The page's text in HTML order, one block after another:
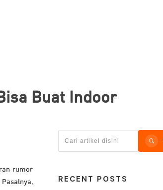
Buat Indoor
rumor
RECENT POSTS